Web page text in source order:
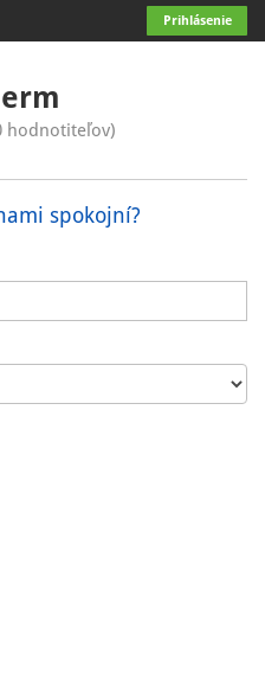
Prihlásenie
hodnotiteľov)
spokojní?